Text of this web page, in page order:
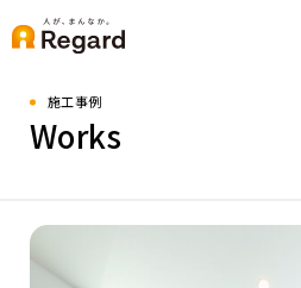
施工事例
Works